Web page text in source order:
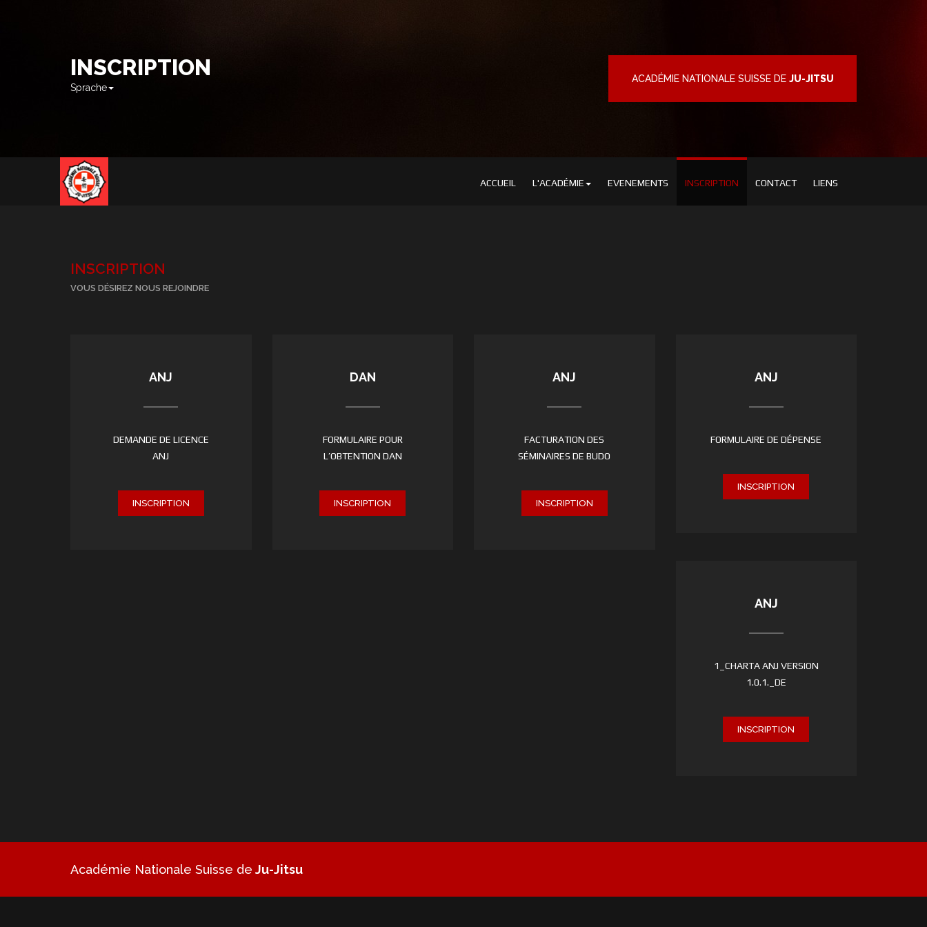
INSCRIPTION
Sprache
ACADÉMIE NATIONALE SUISSE DE JU-JITSU
ACCUEIL L'ACADÉMIE EVENEMENTS INSCRIPTION CONTACT LIENS
INSCRIPTION
VOUS DÉSIREZ NOUS REJOINDRE
ANJ
DEMANDE DE LICENCE
ANJ
INSCRIPTION
DAN
FORMULAIRE POUR
L’OBTENTION DAN
INSCRIPTION
ANJ
FACTURATION DES
SÉMINAIRES DE BUDO
INSCRIPTION
ANJ
FORMULAIRE DE DÉPENSE
INSCRIPTION
ANJ
1_CHARTA ANJ VERSION
1.0.1._DE
INSCRIPTION
Académie Nationale Suisse de Ju-Jitsu